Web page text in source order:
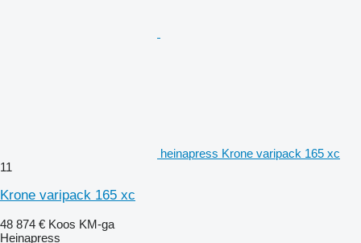
heinapress Krone varipack 165 xc
11
Krone varipack 165 xc
48 874 € Koos KM-ga
Heinapress